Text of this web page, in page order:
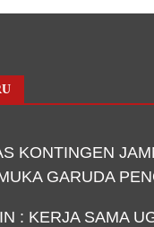
KONTINGEN
GARUDA
: KERJA SAMA